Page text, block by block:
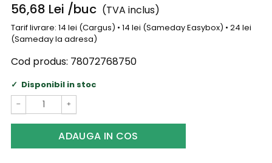
56,68 Lei /buc (TVA inclus)
Tarif livrare: 14 lei (Cargus) • 14 lei (Sameday Easybox) • 24 lei
(Sameday la adresa)
Cod produs: 78072768750
Disponibil in stoc
− +
ADAUGA IN COS